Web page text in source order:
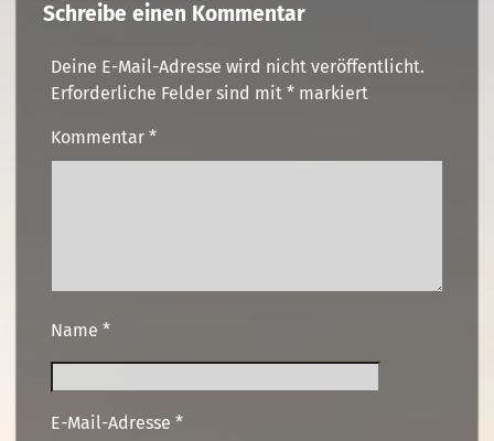
Schreibe einen Kommentar
Deine E-Mail-Adresse wird nicht veröffentlicht.
Erforderliche Felder sind mit *markiert
Kommentar *
Name *
E-Mail-Adresse *